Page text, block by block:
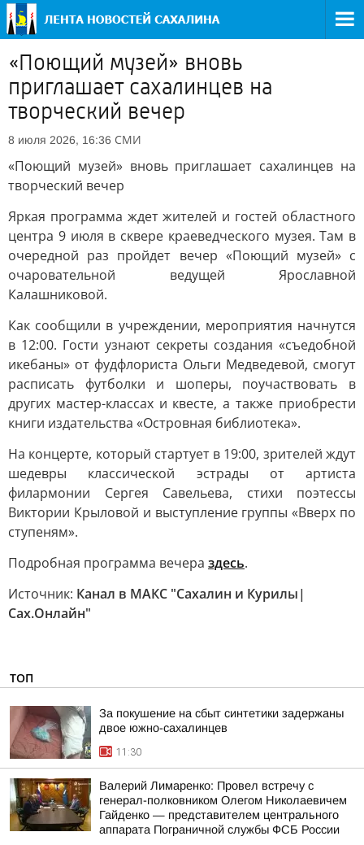
«Поющий музей» вновь
приглашает сахалинцев на
творческий вечер
8 июля 2026, 16:36 СМИ
«Поющий музей» вновь приглашает сахалинцев на
творческий вечер
Яркая программа ждет жителей и гостей областного
центра 9 июля в сквере краеведческого музея. Там в
очередной раз пройдет вечер «Поющий музей» с
очаровательной ведущей Ярославной
Калашниковой.
Как сообщили в учреждении, мероприятия начнутся
в 12:00. Гости узнают секреты создания «съедобной
икебаны» от фудфлориста Ольги Медведевой, смогут
расписать футболки и шоперы, поучаствовать в
других мастер-классах и квесте, а также приобрести
книги издательства «Островная библиотека».
На концерте, который стартует в 19:00, зрителей ждут
шедевры классической эстрады от артиста
филармонии Сергея Савельева, стихи поэтессы
Виктории Крыловой и выступление группы «Вверх по
ступеням».
Подробная программа вечера здесь.
Источник: Канал в МАКС "Сахалин и Курилы|
Сах.Онлайн"
ТОП
За покушение на сбыт синтетики задержаны
двое южно-сахалинцев
11:30
Валерий Лимаренко: Провел встречу с
генерал-полковником Олегом Николаевичем
Гайденко — представителем центрального
аппарата Пограничной службы ФСБ России